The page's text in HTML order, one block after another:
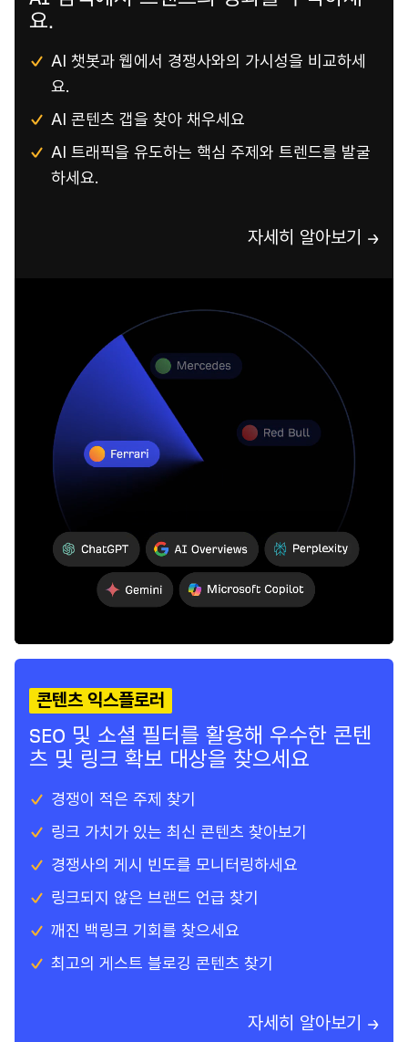
요.
AI 챗봇과 웹에서 경쟁사와의 가시성을 비교하세
요.
AI 콘텐츠 갭을 찾아 채우세요
AI 트래픽을 유도하는 핵심 주제와 트렌드를 발굴
하세요.
자세히 알아보기 →
콘텐츠 익스플로러
SEO 및 소셜 필터를 활용해 우수한 콘텐
츠 및 링크 확보 대상을 찾으세요
경쟁이 적은 주제 찾기
링크 가치가 있는 최신 콘텐츠 찾아보기
경쟁사의 게시 빈도를 모니터링하세요
링크되지 않은 브랜드 언급 찾기
깨진 백링크 기회를 찾으세요
최고의 게스트 블로깅 콘텐츠 찾기
자세히 알아보기 →